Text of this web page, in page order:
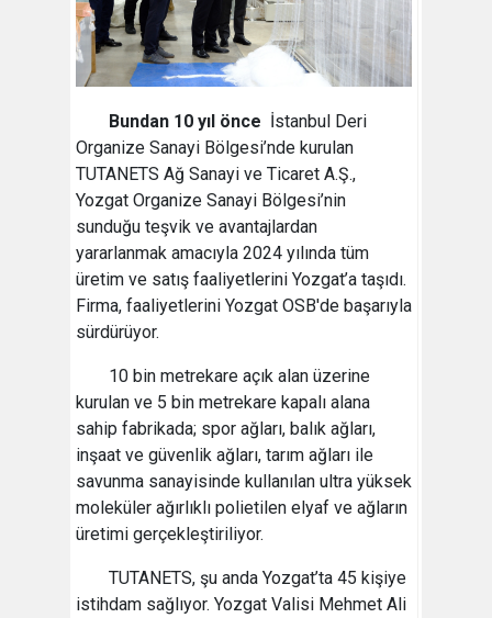
Bundan 10 yıl önce İstanbul Deri
Organize Sanayi Bölgesi’nde kurulan
TUTANETS Ağ Sanayi ve Ticaret A.Ş.,
Yozgat Organize Sanayi Bölgesi’nin
sunduğu teşvik ve avantajlardan
yararlanmak amacıyla 2024 yılında tüm
üretim ve satış faaliyetlerini Yozgat’a taşıdı.
Firma, faaliyetlerini Yozgat OSB'de başarıyla
sürdürüyor.
10 bin metrekare açık alan üzerine
kurulan ve 5 bin metrekare kapalı alana
sahip fabrikada; spor ağları, balık ağları,
inşaat ve güvenlik ağları, tarım ağları ile
savunma sanayisinde kullanılan ultra yüksek
moleküler ağırlıklı polietilen elyaf ve ağların
üretimi gerçekleştiriliyor.
TUTANETS, şu anda Yozgat’ta 45 kişiye
istihdam sağlıyor. Yozgat Valisi Mehmet Ali